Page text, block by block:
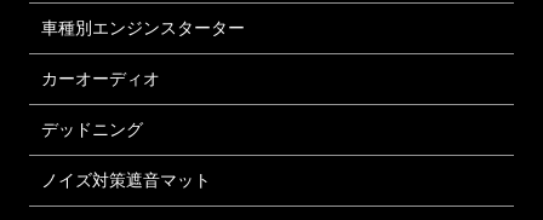
車種別エンジンスターター
カーオーディオ
デッドニング
ノイズ対策遮音マット